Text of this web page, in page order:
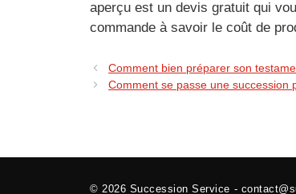
aperçu est un devis gratuit qui
commande à savoir le coût de
Comment bien préparer son
Comment se passe une succession
© 2026 Succession Service -